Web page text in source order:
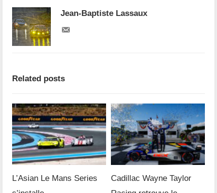
Jean-Baptiste Lassaux
Related posts
L’Asian Le Mans Series
Cadillac Wayne Taylor